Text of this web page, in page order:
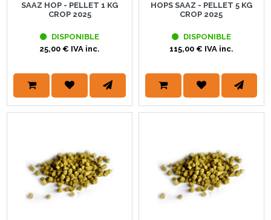
SAAZ HOP - PELLET 1 KG
CROP 2025
DISPONIBLE
25,00 € IVA inc.
HOPS SAAZ - PELLET 5 KG
CROP 2025
DISPONIBLE
115,00 € IVA inc.